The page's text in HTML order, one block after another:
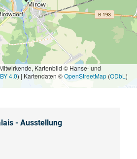
Kartenbild © Hanse- und
4.0) | Kartendaten ©OpenStreetMap (ODbL )
- Ausstellung